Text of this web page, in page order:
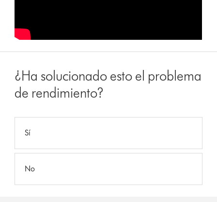
¿Ha solucionado esto el problema
de rendimiento?
Sí
No